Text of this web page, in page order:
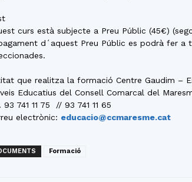
curs està subjecte a Preu Públic (45€)
d´aquest Preu Públic es podrà fer
que realitza la formació Centre Gaudim –
Educatius del Consell Comarcal del
93 741 11 75 // 93 741 11 65
electrònic: educacio@ccmaresme.cat
Formació